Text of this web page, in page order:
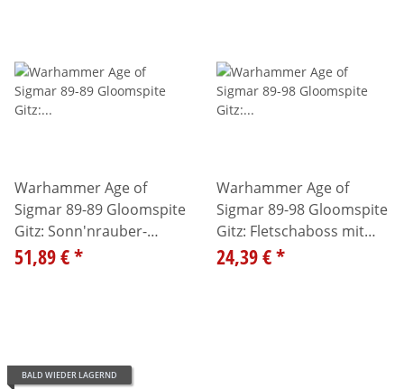
Warhammer Age of
Sigmar 89-89 Gloomspite
Gitz: Sonn'nrauber-
Kriegswagen
51,89 €*
Warhammer Age of
Sigmar 89-98 Gloomspite
Gitz: Fletschaboss mit
Gefolge - Wolfsgits
24,39 €*
BALD WIEDER LAGERND